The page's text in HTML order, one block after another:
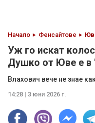
Начало Фенсайтове
Уж го искат
Душко от Юве е в
Влахович вече не знае
14:28 | 3 юни 2026 г.